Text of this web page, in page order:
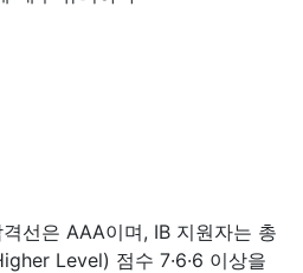
선은 AAA이며, IB 지원자는 총
Level) 점수 7·6·6 이상을